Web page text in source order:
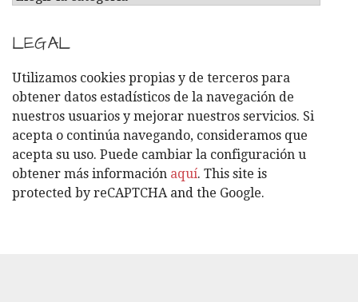
T
E
G
O
R
Í
A
S
LEGAL
Utilizamos cookies propias y de terceros para
obtener datos estadísticos de la navegación de
nuestros usuarios y mejorar nuestros servicios. Si
acepta o continúa navegando, consideramos que
acepta su uso. Puede cambiar la configuración u
obtener más información aquí. This site is
protected by reCAPTCHA and the Google.